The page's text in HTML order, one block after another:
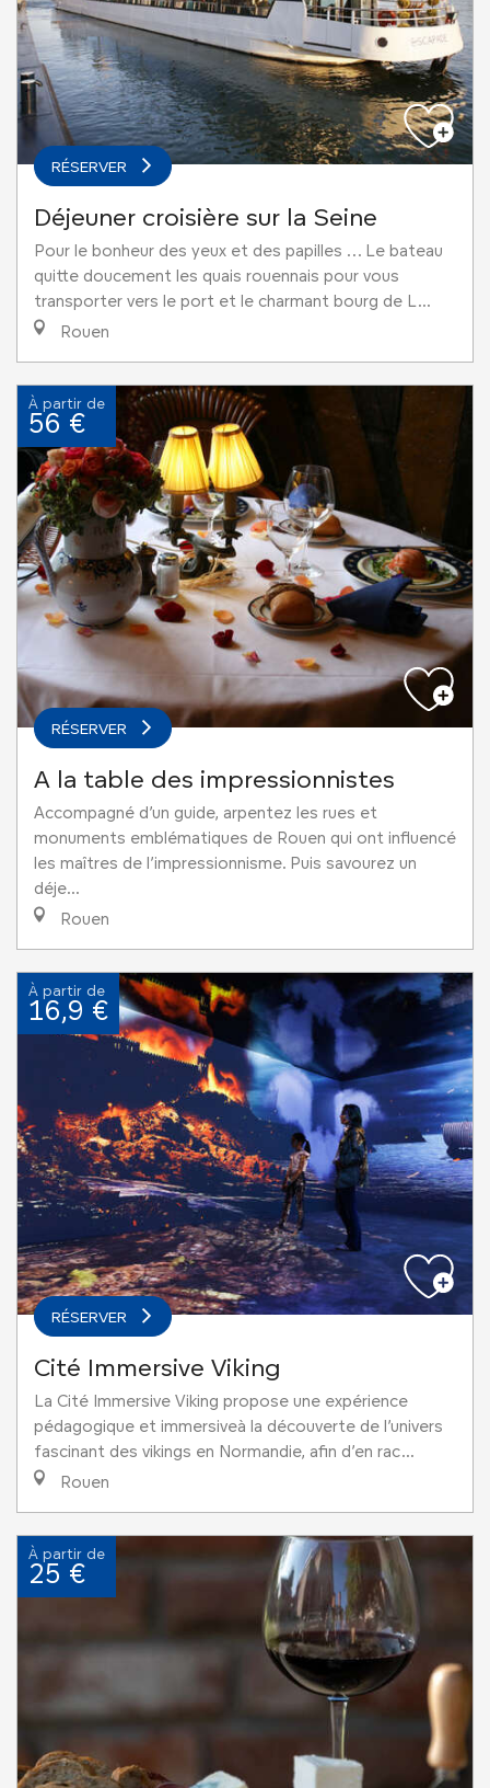
RÉSERVER
Déjeuner croisière sur la Seine
Pour le bonheur des yeux et des papilles … Le bateau
quitte doucement les quais rouennais pour vous
transporter vers le port et le charmant bourg de L...
Rouen
À partir de
56 €
RÉSERVER
A la table des impressionnistes
Accompagné d’un guide, arpentez les rues et
monuments emblématiques de Rouen qui ont influencé
les maîtres de l’impressionnisme. Puis savourez un
déje...
Rouen
À partir de
16,9 €
RÉSERVER
Cité Immersive Viking
La Cité Immersive Viking propose une expérience
pédagogique et immersiveà la découverte de l’univers
fascinant des vikings en Normandie, afin d’en rac...
Rouen
À partir de
25 €